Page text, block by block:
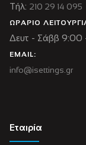
Τήλ: 210 29 14 095
ΩΡΑΡΙΟ
Δευτ - Σάββ 9:00
EMAIL:
info@isettings.gr
Εταιρία